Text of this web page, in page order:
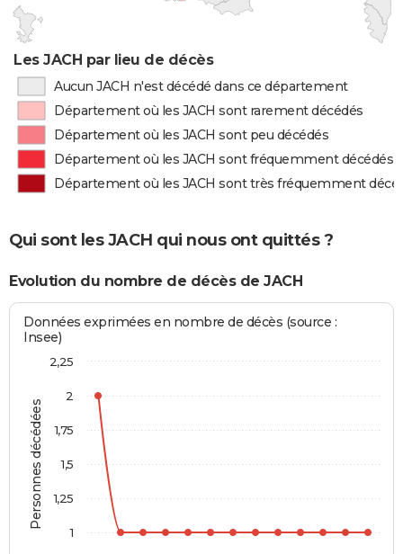
Les JACH par lieu de décès
Aucun JACH n'est décédé dans ce département
Département où les JACH sont rarement décédés
Département où les JACH sont peu décédés
Département où les JACH sont fréquemment décédés
Département où les JACH sont très fréquemment
Qui sont les JACH qui nous ont quittés ?
Evolution du nombre de décès de JACH
Personnes décédées
Données exprimées en nombre de décès (source :
Insee)
1
1,25
1,5
1,75
2
2,25